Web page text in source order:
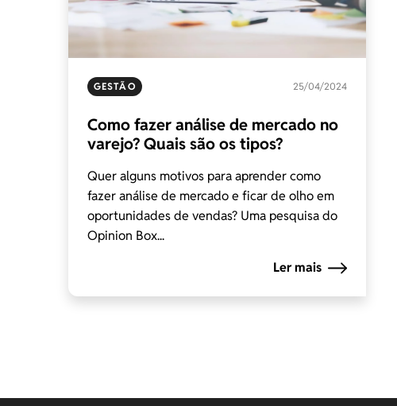
GESTÃO 25/04/2024
Como fazer análise de mercado no
varejo? Quais são os tipos?
Quer alguns motivos para aprender como
fazer análise de mercado e ficar de olho em
oportunidades de vendas? Uma pesquisa do
Opinion Box...
Ler mais